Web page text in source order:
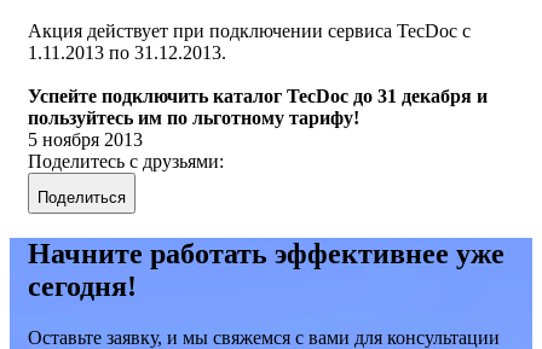
Акция действует при подключении сервиса TecDoc с
1.11.2013 по 31.12.2013.
Успейте подключить каталог TecDoc до 31 декабря и
пользуйтесь им по льготному тарифу!
5 ноября 2013
Поделитесь с друзьями:
Поделиться
Начните работать эффективнее уже
сегодня!
Оставьте заявку, и мы свяжемся с вами для консультации